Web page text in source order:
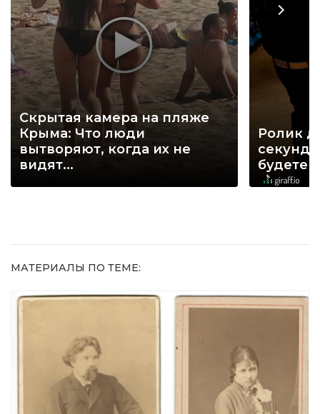
Скрытая камера на пляже
Крыма: Что люди
вытворяют, когда их не
видят...
Ролик
секунд,
будете
МАТЕРИАЛЫ ПО ТЕМЕ: